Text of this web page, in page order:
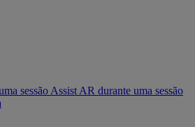
sessão Assist AR durante uma sessão